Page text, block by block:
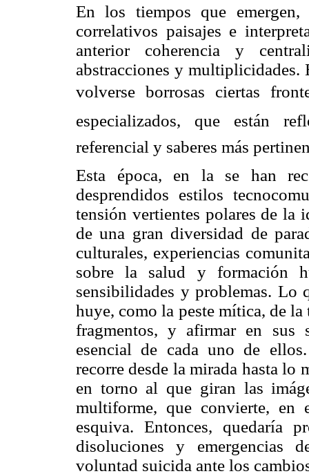
En los tiempos que
correlativos paisajes e
anterior coherencia y
abstracciones y multiplicidades.
volverse borrosas ciertas
especializados, que están
referencial y saberes más
Esta época, en la se han
desprendidos estilos
tensión vertientes polares de la
de una gran diversidad de
culturales, experiencias
sobre la salud y formación
sensibilidades y problemas. Lo
huye, como la peste mítica, de
fragmentos, y afirmar en sus
esencial de cada uno de
recorre desde la mirada hasta lo
en torno al que giran las
multiforme, que convierte, en
esquiva. Entonces, quedaría
disoluciones y emergencias
voluntad suicida ante los